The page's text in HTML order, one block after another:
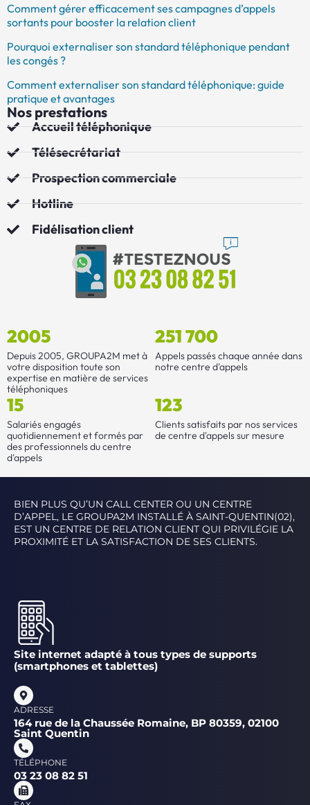
Comment gérer efficacement ses campagnes d’appels
sortants pour booster la relation client
Pourquoi externaliser son standard téléphonique pendant
les congés ?
Comment externaliser son standard téléphonique: guide
pratique et avantages
Nos prestations
Accueil téléphonique
Télésecrétariat
Prospection commerciale
Hotline
Fidélisation client
2005
Depuis 2005, GROUPA2M met à
votre disposition toute son
expertise en matière de services
téléphoniques
251 700
Appels passés chaque année dans
notre centre d'appels
15
Salariés engagés
quotidiennement et formés par
des professionnels du centre
d'appels
123
Clients satisfaits par nos services
de centre d'appels sur mesure
BIEN PLUS QU’UN CALL CENTER OU UN CENTRE
D’APPEL, LE GROUPA2M INSTALLÉ À SAINT-QUENTIN(02),
EST UN CENTRE DE RELATION CLIENT QUI PRIVILÉGIE LA
PROXIMITÉ ET LA SATISFACTION DE SES CLIENTS.
Site internet adapté à tous types de supports
(smartphones et tablettes)
ADRESSE
164 rue de la Chaussée Romaine, BP 80359, 02100
Saint Quentin
TÉLÉPHONE
03 23 08 82 51